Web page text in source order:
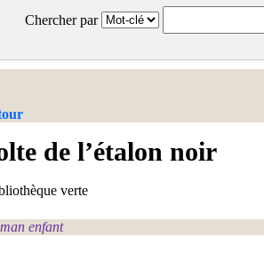
Chercher par
de l’étalon noir
verte
enfant